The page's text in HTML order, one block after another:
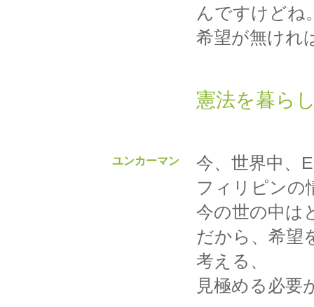
んですけどね
希望が無けれ
憲法を暮ら
ユンカーマン
今、世界中、
フィリピンの
今の世の中は
だから、希望
考える、
見極める必要